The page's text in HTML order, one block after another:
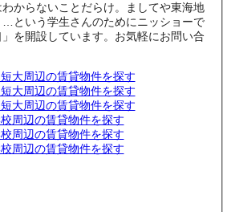
からないことだらけ。ましてや東海地
…という学生さんのためにニッショーで
を開設しています。お気軽にお問い合
大周辺の賃貸物件を探す
大周辺の賃貸物件を探す
大周辺の賃貸物件を探す
周辺の賃貸物件を探す
周辺の賃貸物件を探す
周辺の賃貸物件を探す